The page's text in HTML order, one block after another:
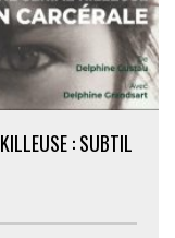
: SUBTIL